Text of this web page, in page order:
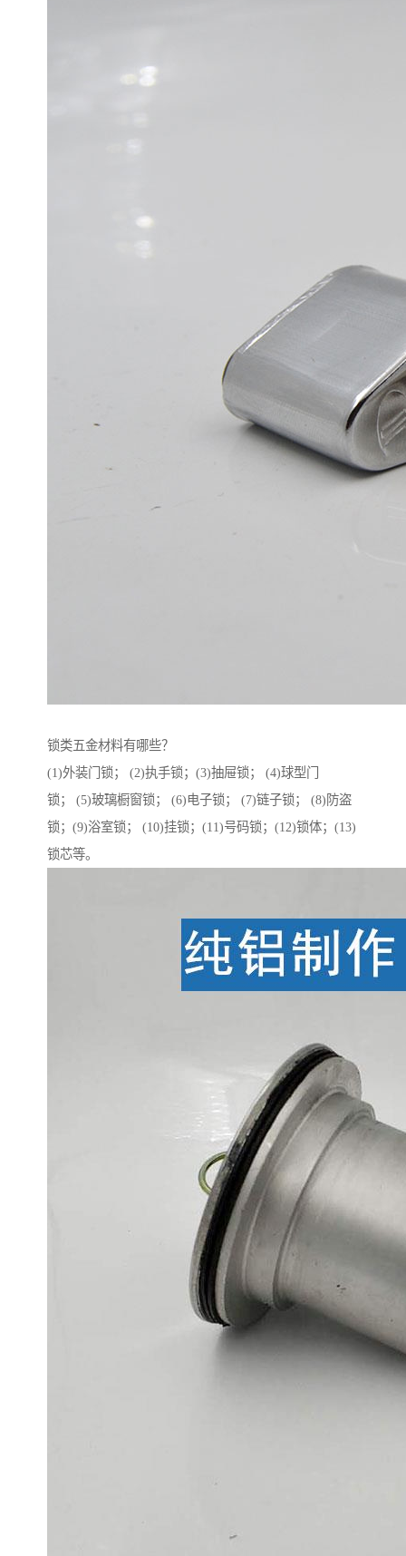
锁类五金材料有哪些？
(1)外装门锁； (2)执手锁；(3)抽屉锁； (4)球型门
锁； (5)玻璃橱窗锁； (6)电子锁； (7)链子锁； (8)防盗
锁；(9)浴室锁； (10)挂锁；(11)号码锁；(12)锁体；(13)
锁芯等。